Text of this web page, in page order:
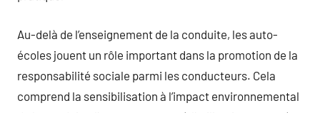
Au-delà de l’enseignement de la conduite, les auto-
écoles jouent un rôle important dans la promotion de la
responsabilité sociale parmi les conducteurs. Cela
comprend la sensibilisation à l’impact environnemental